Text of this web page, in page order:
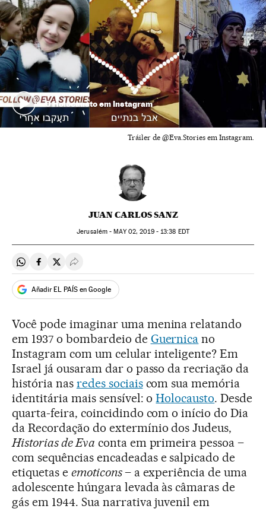
O Holocausto em Instagram
Tráiler de @Eva.Stories em Instagram.
JUAN CARLOS SANZ
Jerusalém -MAY02, 2019 - 13:38 EDT
Compartir en Whatsapp
Compartir en Facebook
Compartir en Twitter
Desplegar Redes Sociales
Añadir EL PAÍS en Google
Você pode imaginar uma menina relatando
em 1937 o bombardeio de Guernica no
Instagram com um celular inteligente? Em
Israel já ousaram dar o passo da recriação da
história nas redes sociaiscom sua memória
identitária mais sensível: oHolocausto. Desde
quarta-feira, coincidindo com o início do Dia
da Recordação do extermínio dos Judeus,
Historias de Eva conta em primeira pessoa –
com sequências encadeadas e salpicado de
etiquetas e emoticons– a experiência de uma
adolescente húngara levada às câmaras de
gás em 1944. Sua narrativa juvenil em